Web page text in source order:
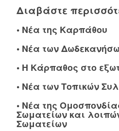
Διαβάστε
• Νέα της Καρπάθου
• Νέα των
• Η Κάρπαθος στο
• Νέα των Τοπικών
• Νέα της
Σωματείων και
Σωματείων